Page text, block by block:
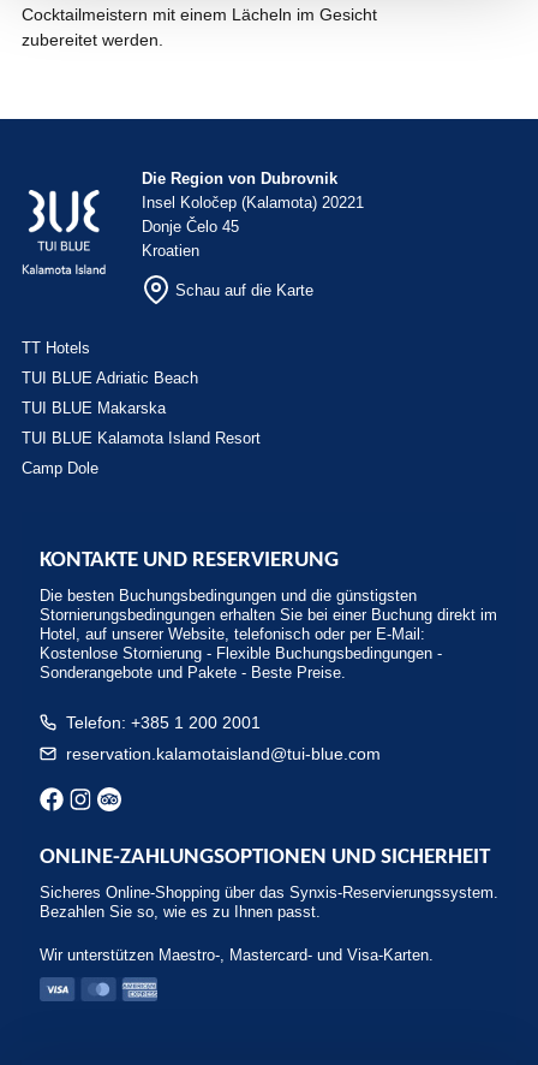
Cocktailmeistern mit einem Lächeln im Gesicht
zubereitet werden.
Die Region von Dubrovnik
Insel Koločep (Kalamota) 20221
Donje Čelo 45
Kroatien
Schau auf die Karte
TT Hotels
TUI BLUE Adriatic Beach
TUI BLUE Makarska
TUI BLUE Kalamota Island Resort
Camp Dole
KONTAKTE UND RESERVIERUNG
Die besten Buchungsbedingungen und die günstigsten
Stornierungsbedingungen erhalten Sie bei einer Buchung direkt im
Hotel, auf unserer Website, telefonisch oder per E-Mail:
Kostenlose Stornierung - Flexible Buchungsbedingungen -
Sonderangebote und Pakete - Beste Preise.
Telefon: +385 1 200 2001
reservation.kalamotaisland@tui-blue.com
ONLINE-ZAHLUNGSOPTIONEN UND SICHERHEIT
Sicheres Online-Shopping über das Synxis-Reservierungssystem.
Bezahlen Sie so, wie es zu Ihnen passt.
Wir unterstützen Maestro-, Mastercard- und Visa-Karten.